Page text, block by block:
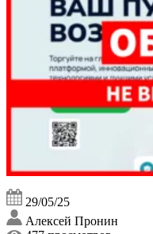
29/05/25
Алексей Пронин